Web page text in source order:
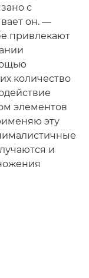
с
он. —
привлекают
количество
элементов
эту
и